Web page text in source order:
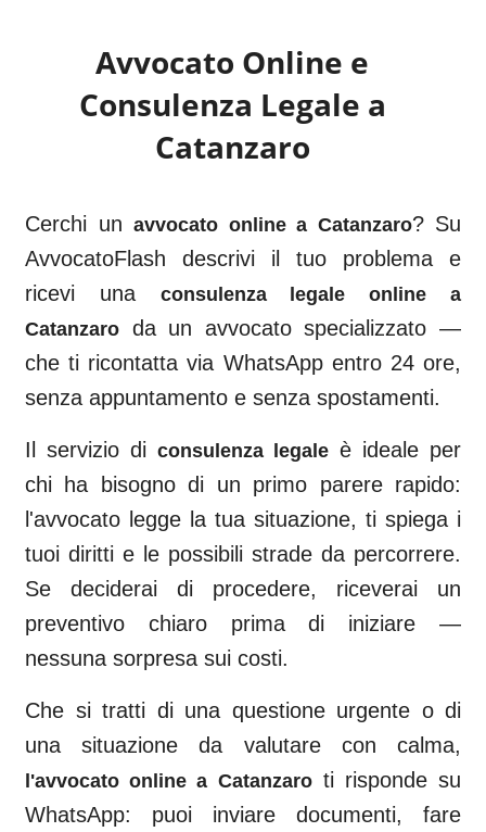
Avvocato Online e
Consulenza Legale a
Catanzaro
Cerchi un avvocato online a Catanzaro? Su
AvvocatoFlash descrivi il tuo problema e
ricevi una
consulenza legale online a
Catanzaro da un avvocato specializzato —
che ti ricontatta via WhatsApp entro 24 ore,
senza appuntamento e senza spostamenti.
Il servizio di consulenza legale è ideale per
chi ha bisogno di un primo parere rapido:
l'avvocato legge la tua situazione, ti spiega i
tuoi diritti e le possibili strade da percorrere.
Se deciderai di procedere, riceverai un
preventivo chiaro prima di iniziare —
nessuna sorpresa sui costi.
Che si tratti di una questione urgente o di
una situazione da valutare con calma,
l'avvocato online a Catanzaroti risponde su
WhatsApp: puoi inviare documenti, fare